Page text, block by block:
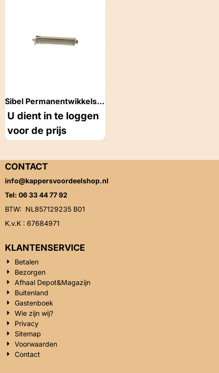
Sibel Permanentwikkels
lang grijs 80mm 12 stuks
U dient in te loggen
voor de prijs
CONTACT
info@kappersvoordeelshop.nl
Tel: 06 33 44 77 92
BTW: NL857129235 B01
K.v.K : 67684971
KLANTENSERVICE
Betalen
Bezorgen
Afhaal Depot&Magazijn
Buitenland
Gastenboek
Wie zijn wij?
Privacy
Sitemap
Voorwaarden
Contact